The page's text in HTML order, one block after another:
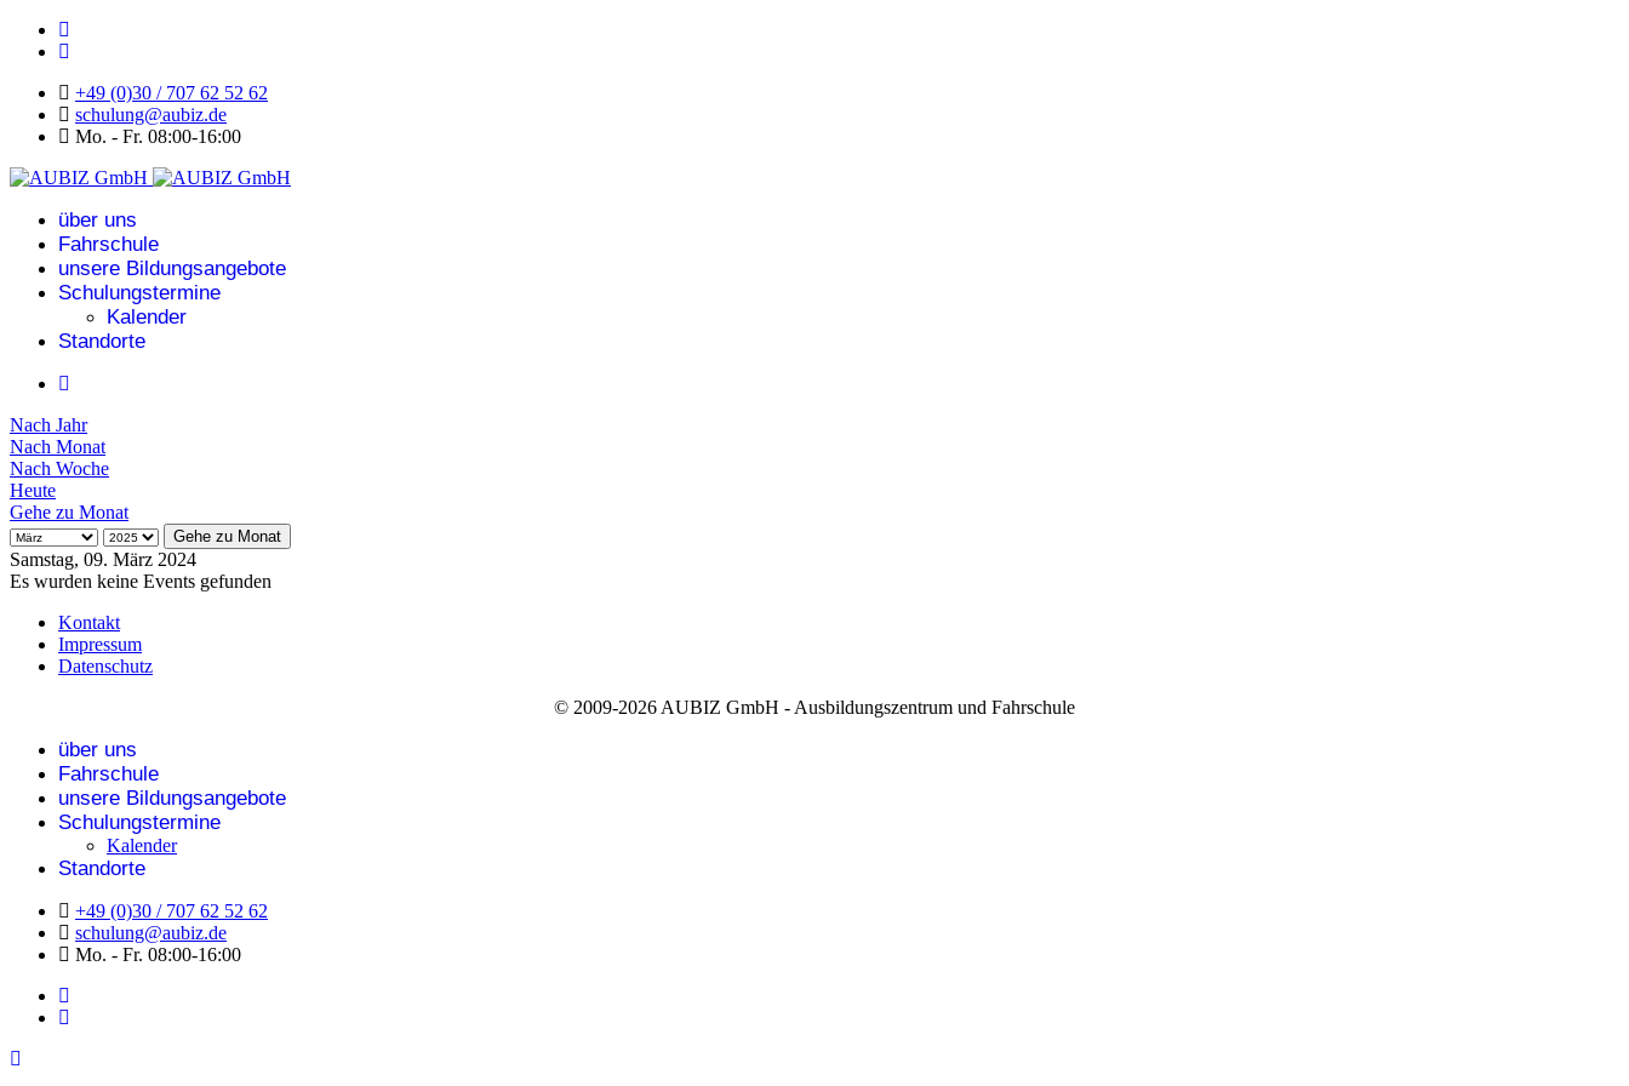
+49 (0)30 / 707 62 52 62
schulung@aubiz.de
Mo. - Fr. 08:00-16:00
über uns
Fahrschule
unsere Bildungsangebote
Schulungstermine
Kalender
Standorte
Nach Jahr
Nach Monat
Nach Woche
Heute
Gehe zu Monat
Gehe zu Monat
Samstag, 09. März 2024
Es wurden keine Events gefunden
Kontakt
Impressum
Datenschutz
© 2009-2026 AUBIZ GmbH - Ausbildungszentrum und Fahrschule
über uns
Fahrschule
unsere Bildungsangebote
Schulungstermine
Kalender
Standorte
+49 (0)30 / 707 62 52 62
schulung@aubiz.de
Mo. - Fr. 08:00-16:00